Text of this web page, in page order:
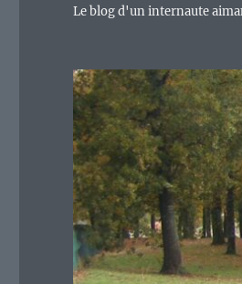
Le blog d'un internaute